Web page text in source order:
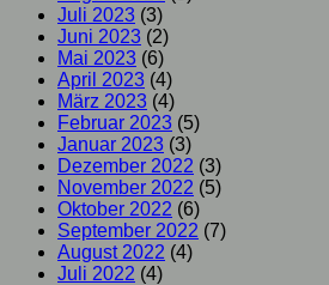
Juli 2023 (3)
Juni 2023 (2)
Mai 2023 (6)
April 2023 (4)
März 2023 (4)
Februar 2023 (5)
Januar 2023 (3)
Dezember 2022 (3)
November 2022 (5)
Oktober 2022 (6)
September 2022 (7)
August 2022 (4)
Juli 2022 (4)